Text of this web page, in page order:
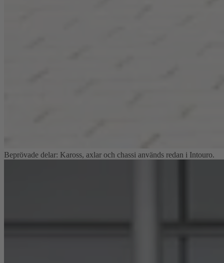
Beprövade delar: Kaross, axlar och chassi används redan i Intouro.